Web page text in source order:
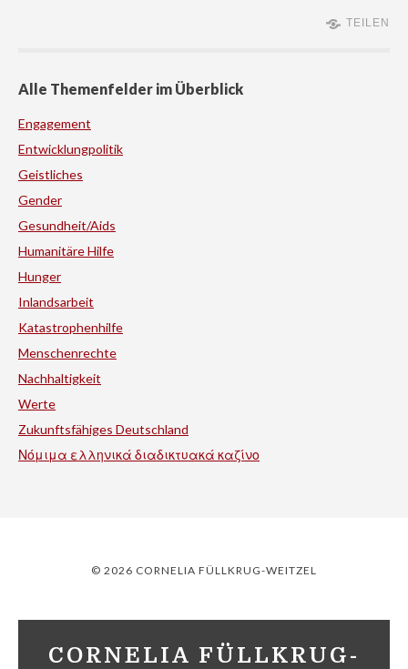
TEILEN
Alle Themenfelder im Überblick
Engagement
Entwicklungpolitik
Geistliches
Gender
Gesundheit/Aids
Humanitäre Hilfe
Hunger
Inlandsarbeit
Katastrophenhilfe
Menschenrechte
Nachhaltigkeit
Werte
Zukunftsfähiges Deutschland
Νόμιμα ελληνικά διαδικτυακά καζίνο
© 2026 CORNELIA FÜLLKRUG-WEITZEL
CORNELIA FÜLLKRUG-